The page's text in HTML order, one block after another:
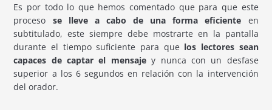
Es por todo lo que hemos comentado que para que este
proceso se lleve a cabo de una forma eficiente en
subtitulado, este siempre debe mostrarte en la pantalla
durante el tiempo suficiente para que los lectores sean
capaces de captar el mensajey nunca con un desfase
superior a los 6 segundos en relación con la intervención
del orador.